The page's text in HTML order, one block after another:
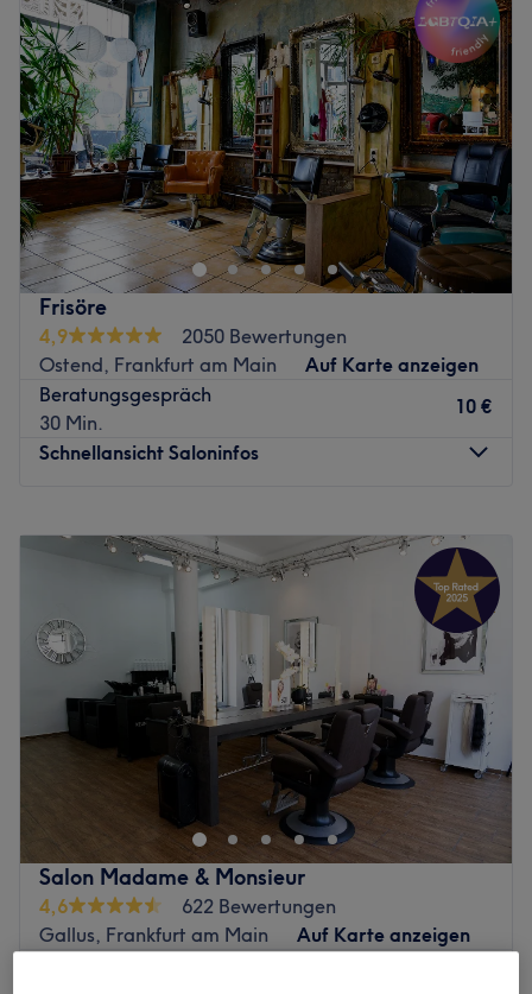
Frisöre
4,9
2050 Bewertungen
Ostend, Frankfurt am Main
Auf Karte anzeigen
Beratungsgespräch
30 Min.
10 €
Schnellansicht Saloninfos
Dienstag
10:00–20:00
Mittwoch
20:00
–20:00
Freitag
20:00
Samstag
15:00
Sonntag
Geschlossen
Erlebe die Faszination lebendiger Haarfarben und
harmonischer, ausdrucksstarker Colorationen in der
Königswarter Straße 2, Ecke Sandweg. Im gemütlichen
Salon mit Altbau-Flair sorgen Oliver Moch und sein Team
für präzise Looks auf höchstem technischen Niveau. Die
verwendeten Pflegeprodukte kommen unter anderem vom
Label Glynt, milk_shake und sind nichts, was es von der
Stange gibt. Buch dir easy und bequem mit Treatwell
Salon Madame & Monsieur
4,6
622 Bewertungen
Gallus, Frankfurt am Main
Auf Karte anzeigen